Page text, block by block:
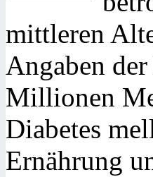
mittleren
Angaben
Millionen
Diabetes
Ernährung